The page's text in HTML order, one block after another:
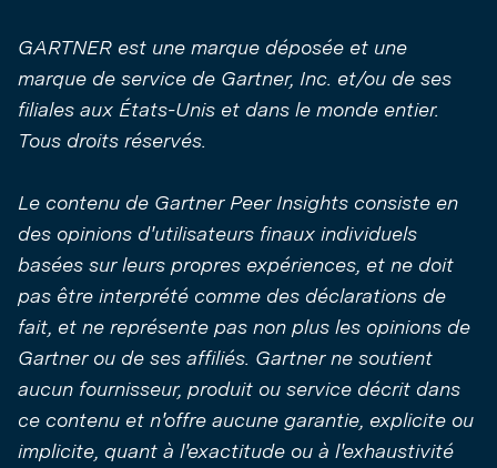
GARTNER est une marque déposée et une
marque de service de Gartner, Inc. et/ou de ses
filiales aux États-Unis et dans le monde entier.
Tous droits réservés.
Le contenu de Gartner Peer Insights consiste en
des opinions d'utilisateurs finaux individuels
basées sur leurs propres expériences, et ne doit
pas être interprété comme des déclarations de
fait, et ne représente pas non plus les opinions de
Gartner ou de ses affiliés. Gartner ne soutient
aucun fournisseur, produit ou service décrit dans
ce contenu et n'offre aucune garantie, explicite ou
implicite, quant à l'exactitude ou à l'exhaustivité